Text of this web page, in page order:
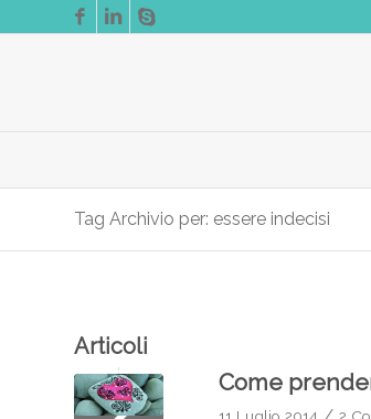
Tag Archivio per: essere indecisi
Articoli
Come